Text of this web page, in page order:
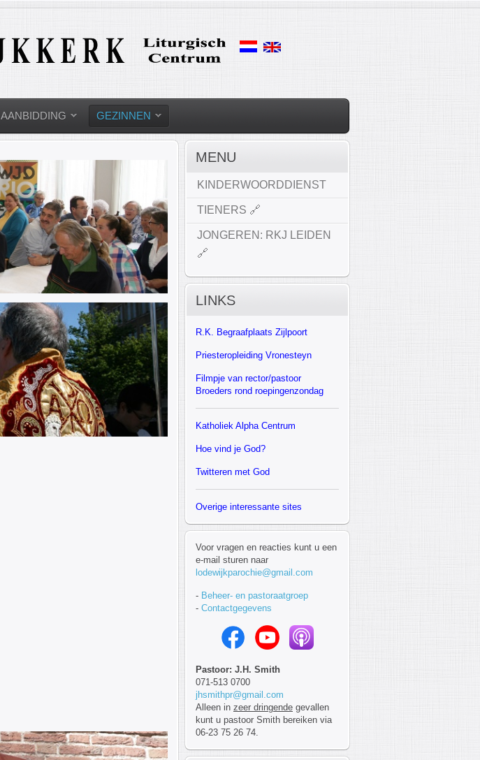
AANBIDDING GEZINNEN
MENU
KINDERWOORDDIENST
TIENERS 🔗
JONGEREN: RKJ LEIDEN
🔗
LINKS
R.K. Begraafplaats Zijlpoort
Priesteropleiding Vronesteyn
Filmpje van rector/pastoor
Broeders rond roepingenzondag
Katholiek Alpha Centrum
Hoe vind je God?
Twitteren met God
Overige interessante sites
Voor vragen en reacties kunt u een
e-mail sturen naar
lodewijkparochie@gmail.com
- Beheer- en pastoraatgroep
- Contactgegevens
Pastoor: J.H. Smith
071-513 0700
jhsmithpr@gmail.com
Alleen in zeer dringende gevallen
kunt u pastoor Smith bereiken via
06-23 75 26 74.